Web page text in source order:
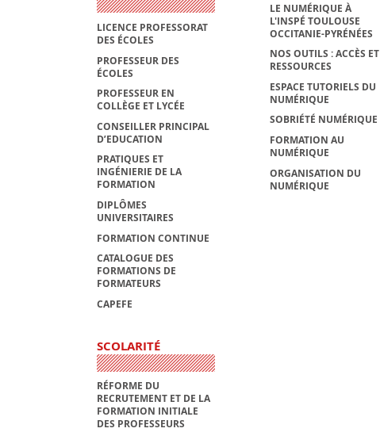
LICENCE PROFESSORAT
DES ÉCOLES
PROFESSEUR DES
ÉCOLES
PROFESSEUR EN
COLLÈGE ET LYCÉE
CONSEILLER PRINCIPAL
D’EDUCATION
PRATIQUES ET
INGÉNIERIE DE LA
FORMATION
DIPLÔMES
UNIVERSITAIRES
FORMATION CONTINUE
CATALOGUE DES
FORMATIONS DE
FORMATEURS
CAPEFE
SCOLARITÉ
RÉFORME DU
RECRUTEMENT ET DE LA
FORMATION INITIALE
DES PROFESSEURS
LE NUMÉRIQUE À
L'INSPÉ TOULOUSE
OCCITANIE-PYRÉNÉES
NOS OUTILS : ACCÈS ET
RESSOURCES
ESPACE TUTORIELS DU
NUMÉRIQUE
SOBRIÉTÉ NUMÉRIQUE
FORMATION AU
NUMÉRIQUE
ORGANISATION DU
NUMÉRIQUE